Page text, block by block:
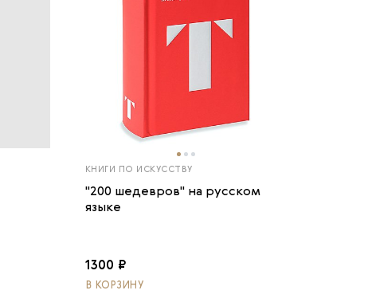
КНИГИ ПО ИСКУССТВУ
"200 шедевров" на русском
языке
1300 ₽
В КОРЗИНУ